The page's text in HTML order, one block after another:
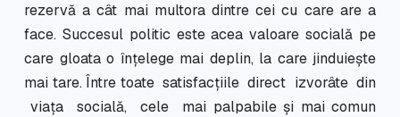
rezervă a cât mai multora dintre cei cu care are a
face. Succesul politic este acea valoare socială pe
care gloata o înţelege mai deplin, la care jinduieşte
mai tare. Între toate satisfacţiile direct izvorâte din
viaţa socială, cele mai palpabile şi mai comun